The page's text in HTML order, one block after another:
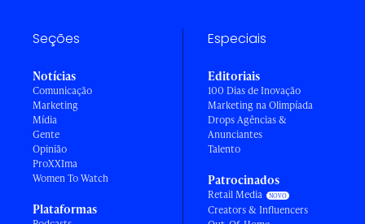
Seções
Notícias
Comunicação
Marketing
Mídia
Gente
Opinião
ProXXIma
Women To Watch
Plataformas
Especiais
Editoriais
100 Dias de Inovação
Marketing na Olimpíada
Drops Agências &
Anunciantes
Talento
Patrocinados
Retail Media
Creators & Influencers